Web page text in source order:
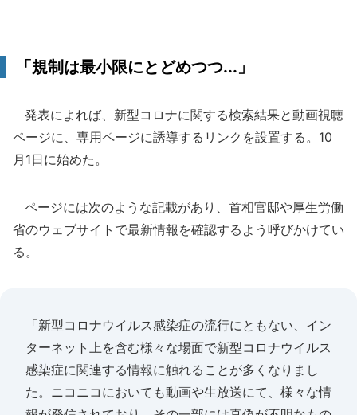
「規制は最小限にとどめつつ...」
発表によれば、新型コロナに関する検索結果と動画視聴
ページに、専用ページに誘導するリンクを設置する。10
月1日に始めた。
ページには次のような記載があり、首相官邸や厚生労働
省のウェブサイトで最新情報を確認するよう呼びかけてい
る。
「新型コロナウイルス感染症の流行にともない、イン
ターネット上を含む様々な場面で新型コロナウイルス
感染症に関連する情報に触れることが多くなりまし
た。ニコニコにおいても動画や生放送にて、様々な情